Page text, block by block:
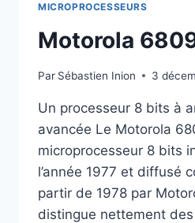
MICROPROCESSEURS
Motorola
Par Sébastien Inion 3
Un processeur 8 bits à
avancée Le Motorola
microprocesseur 8 bits
l’année 1977 et diffusé
partir de 1978 par
distingue nettement